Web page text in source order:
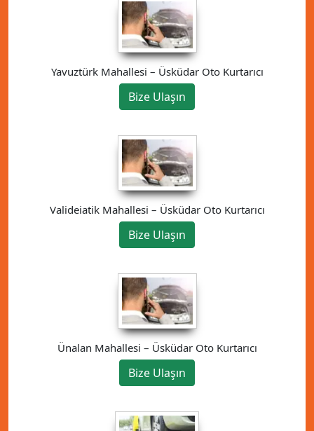
Yavuztürk Mahallesi – Üsküdar Oto Kurtarıcı
Bize Ulaşın
Valideiatik Mahallesi – Üsküdar Oto Kurtarıcı
Bize Ulaşın
Ünalan Mahallesi – Üsküdar Oto Kurtarıcı
Bize Ulaşın